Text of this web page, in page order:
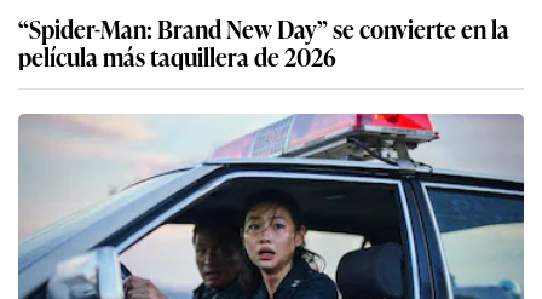
“Spider-Man: Brand New Day” se convierte en la
película más taquillera de 2026